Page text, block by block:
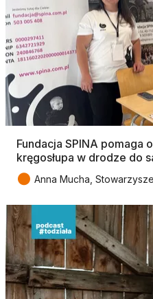
Fundacja SPINA pomaga
kręgosłupa w drodze do
● Anna Mucha,